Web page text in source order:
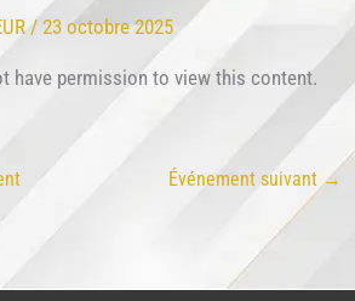
/23 octobre 2025
have permission to view this content.
Événement suivant →